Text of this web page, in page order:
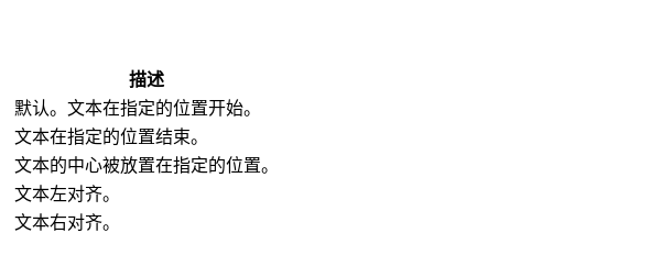
描述
默认。文本在指定的位置开始。
文本在指定的位置结束。
文本的中心被放置在指定的位置。
文本左对齐。
文本右对齐。